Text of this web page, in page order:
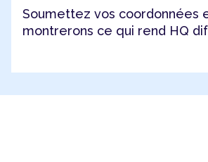
Soumettez vos coordonnées
montrerons ce qui rend HQ